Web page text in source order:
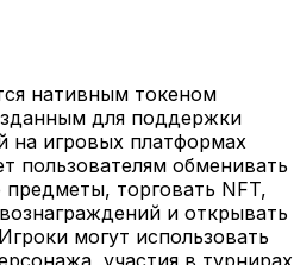
нативным токеном
для поддержки
на игровых платформах
пользователям обменивать
торговать NFT,
и открывать
могут использовать
участия в турнирах